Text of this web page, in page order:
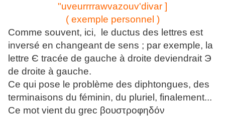
"uveurrrrawvazouv'divar ]
( exemple personnel )
Comme souvent, ici, le ductus des lettres est
inversé en changeant de sens ; par exemple, la
lettre Є tracée de gauche à droite deviendrait Э
de droite à gauche.
Ce qui pose le problème des diphtongues, des
terminaisons du féminin, du pluriel, finalement...
Ce mot vient du grec βουστροφηδόν